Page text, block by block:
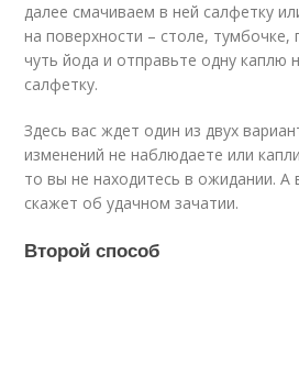
далее смачиваем в ней салфетку
на поверхности – столе, тумбочке,
чуть йода и отправьте одну каплю
салфетку.
Здесь вас ждет один из двух
изменений не наблюдаете или
то вы не находитесь в ожидании. А
скажет об удачном зачатии.
Второй способ